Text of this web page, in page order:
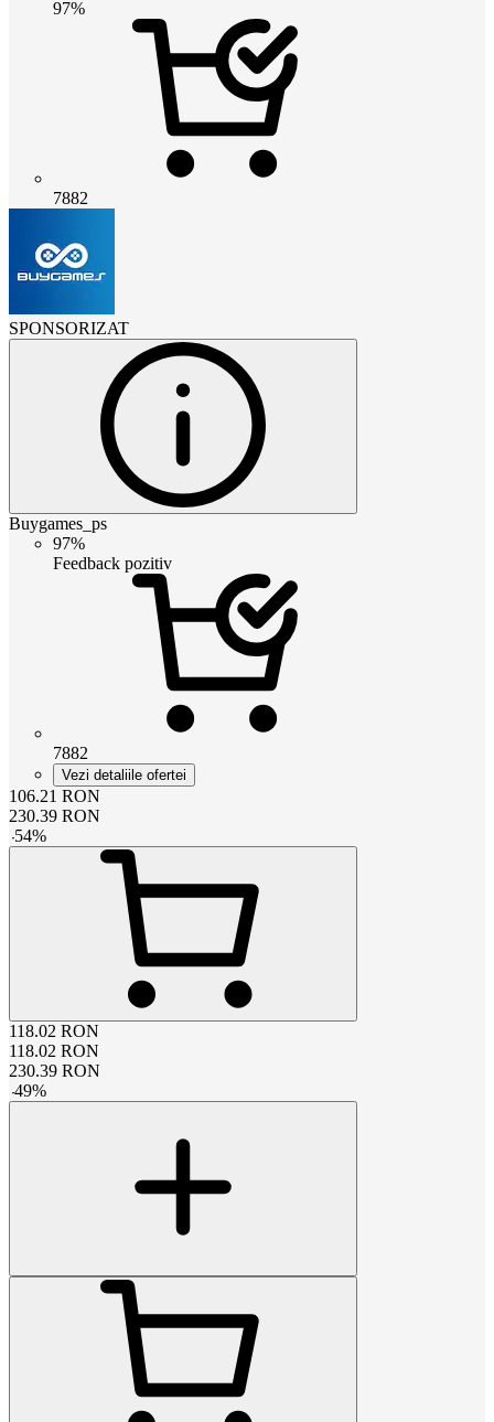
97%
7882
SPONSORIZAT
Buygames_ps
97%
Feedback pozitiv
7882
Vezi detaliile ofertei
106.21 RON
230.39 RON
-54%
118.02 RON
118.02 RON
230.39 RON
-49%